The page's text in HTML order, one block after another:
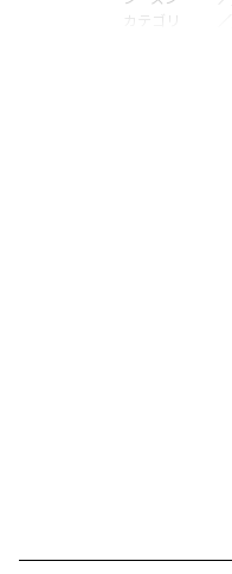
カテゴリ